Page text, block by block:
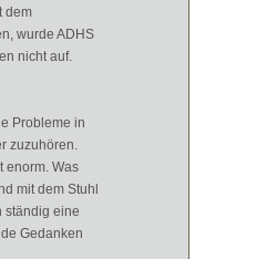
dem
wurde ADHS
nicht auf.
Probleme in
zuzuhören.
enorm. Was
mit dem Stuhl
ständig eine
Gedanken